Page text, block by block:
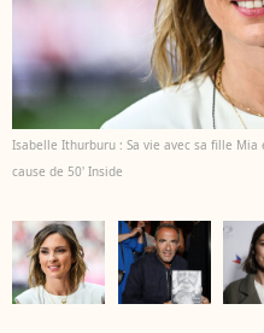
Isabelle Ithurburu : Sa vie avec sa fille
cause de 50' Inside